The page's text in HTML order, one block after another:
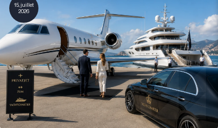
15, juillet
2026